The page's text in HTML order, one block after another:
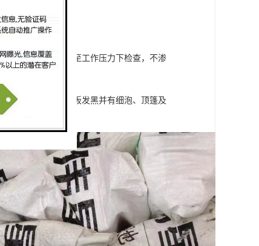
大于0.05Mpa，降至工作压力下检查，不渗
泡、踢脚线或木地板发黑并有细泡、顶篷及